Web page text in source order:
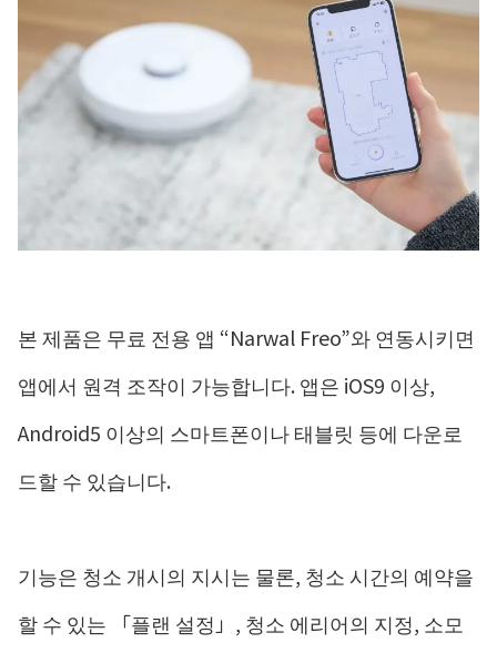
본 제품은 무료 전용 앱 “Narwal Freo”와 연동시키면
앱에서 원격 조작이 가능합니다. 앱은 iOS9 이상,
Android5 이상의 스마트폰이나 태블릿 등에 다운로
드할 수 있습니다.
기능은 청소 개시의 지시는 물론, 청소 시간의 예약을
할 수 있는 「플랜 설정」, 청소 에리어의 지정, 소모